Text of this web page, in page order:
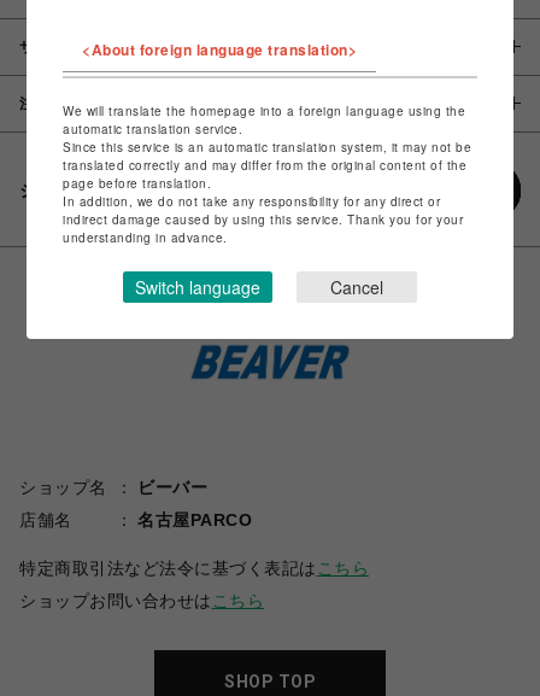
サイズ
注意事項
シェアする
ショップ名
ビーバー
店舗名
名古屋PARCO
特定商取引法など法令に基づく表記は こちら
ショップお問い合わせは こちら
SHOP TOP
<About foreign language translation>
We will translate the homepage into a foreign language using the
automatic translation service.
Since this service is an automatic translation system, it may not be
translated correctly and may differ from the original content of the
page before translation.
In addition, we do not take any responsibility for any direct or
indirect damage caused by using this service. Thank you for your
understanding in advance.
Switch language Cancel